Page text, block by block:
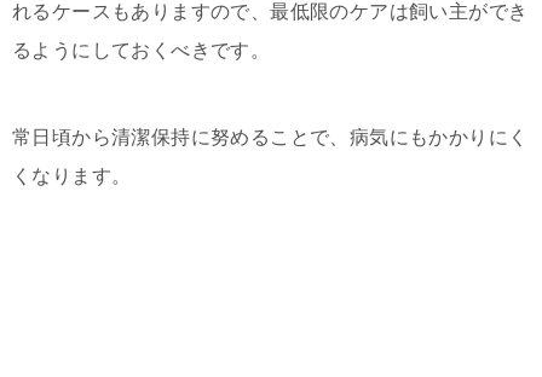
れるケースもありますので、最低限のケアは飼い主ができ
るようにしておくべきです。
常日頃から清潔保持に努めることで、病気にもかかりにく
くなります。